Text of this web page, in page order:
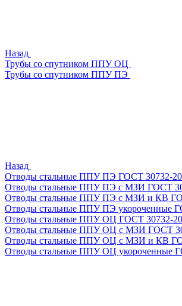
Назад
Трубы со спутником ППУ ОЦ
Трубы со спутником ППУ ПЭ
Назад
Отводы стальные ППУ ПЭ ГОСТ 30732-
Отводы стальные ППУ ПЭ с МЗИ ГОСТ
Отводы стальные ППУ ПЭ с МЗИ и КВ
Отводы стальные ППУ ПЭ укороченные
Отводы стальные ППУ ОЦ ГОСТ 30732-
Отводы стальные ППУ ОЦ с МЗИ ГОСТ
Отводы стальные ППУ ОЦ с МЗИ и КВ
Отводы стальные ППУ ОЦ укороченные